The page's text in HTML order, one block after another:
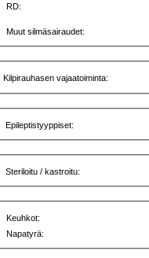
RD:
Muut silmäsairaudet:
Kilpirauhasen vajaatoiminta:
Epileptistyyppiset:
Steriloitu / kastroitu:
Keuhkot:
Napatyrä: